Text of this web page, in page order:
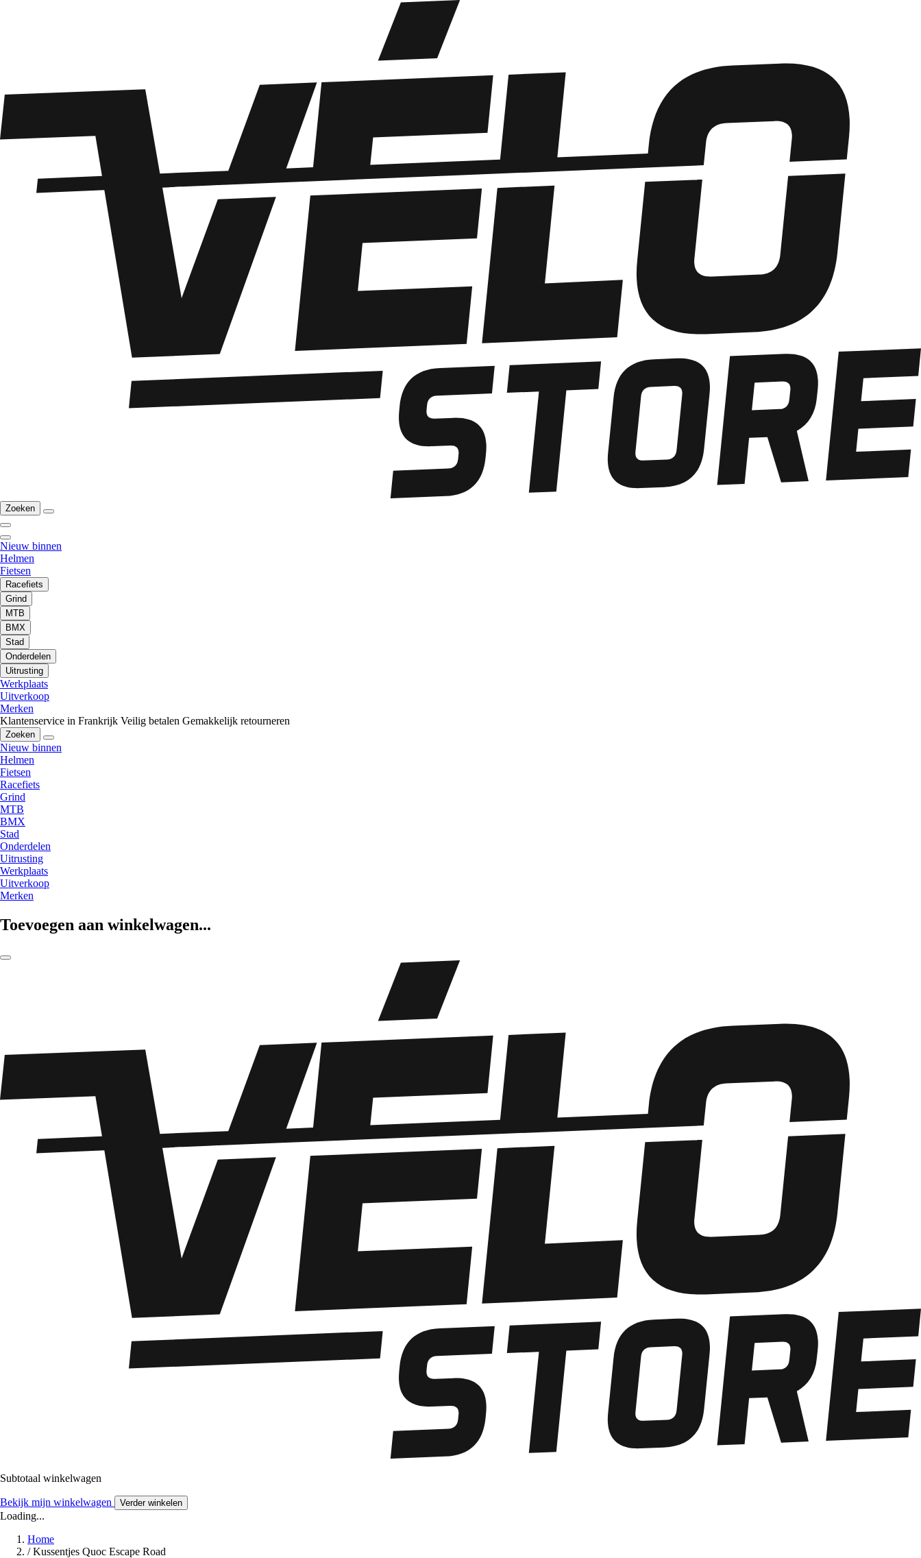
Zoeken
Nieuw binnen
Helmen
Fietsen
Racefiets
Grind
MTB
BMX
Stad
Onderdelen
Uitrusting
Werkplaats
Uitverkoop
Merken
Klantenservice in Frankrijk Veilig betalen Gemakkelijk retourneren
Zoeken
Nieuw binnen
Helmen
Fietsen
Racefiets
Grind
MTB
BMX
Stad
Onderdelen
Uitrusting
Werkplaats
Uitverkoop
Merken
Toevoegen aan winkelwagen...
Subtotaal winkelwagen
Bekijk mijn winkelwagen Verder winkelen
Loading...
Home
/ Kussentjes Quoc Escape Road